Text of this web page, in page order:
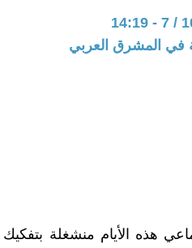
في المشرق العربي
هذه الأيام منشغلة